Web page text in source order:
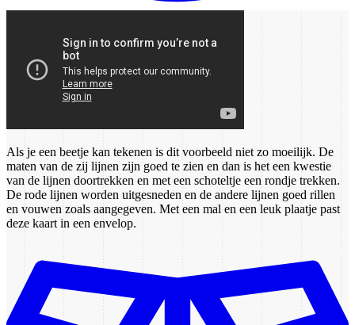
Als je een beetje kan tekenen is dit voorbeeld niet zo moeilijk. De
maten van de zij lijnen zijn goed te zien en dan is het een kwestie
van de lijnen doortrekken en met een schoteltje een rondje trekken.
De rode lijnen worden uitgesneden en de andere lijnen goed rillen
en vouwen zoals aangegeven. Met een mal en een leuk plaatje past
deze kaart in een envelop.